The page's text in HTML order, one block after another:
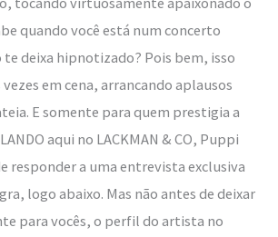
quando você está num concerto
te deixa hipnotizado? Pois bem, isso
em cena, arrancando aplausos
E somente para quem prestigia a
aqui no LACKMAN & CO, Puppi
responder a uma entrevista exclusiva
logo abaixo. Mas não antes de deixar
para vocês, o perfil do artista no